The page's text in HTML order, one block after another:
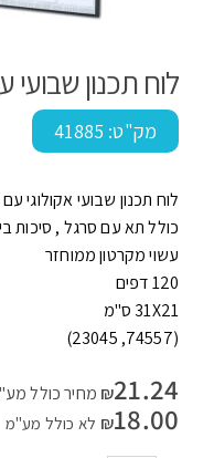
לוח תכנון שבועי
מק"ט: 41885
לוח תכנון שבועי אקולוגי
כולל תא עם סרגל , סיכות
עשוי מקרטון ממוחזר
120 דפים
31X21 ס"מ
(74557, 23045)
₪21.24
מחיר כולל
₪18.00 לא כולל מע"מ